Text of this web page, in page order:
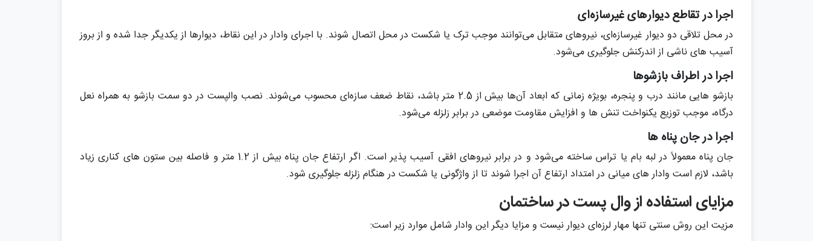
اجرا در تقاطع دیوارهای غیرسازه‌ای
در محل تلاقی دو دیوار غیرسازه‌ای، نیروهای متقابل می‌توانند موجب ترک یا شکست در محل اتصال شوند. با اجرای وادار در این نقاط، دیوارها از یکدیگر جدا شده و از بروز
آسیب های ناشی از اندرکنش جلوگیری می‌شود.
اجرا در اطراف بازشوها
بازشو هایی مانند درب و پنجره، بویژه زمانی که ابعاد آن‌ها بیش از 2.5 متر باشد، نقاط ضعف سازه‌ای محسوب می‌شوند. نصب والپست در دو سمت بازشو به همراه نعل
درگاه، موجب توزیع یکنواخت تنش ها و افزایش مقاومت موضعی در برابر زلزله می‌شود.
اجرا در جان پناه ها
جان پناه‌ معمولاً در لبه بام یا تراس ساخته می‌شود و در برابر نیروهای افقی آسیب پذیر است. اگر ارتفاع جان پناه بیش از 1.2 متر و فاصله بین ستون های کناری زیاد
باشد، لازم است وادار های میانی در امتداد ارتفاع آن اجرا شوند تا از واژگونی یا شکست در هنگام زلزله جلوگیری شود.
مزایای استفاده از وال پست در ساختمان
مزیت این روش سنتی تنها مهار لرزه‌ای دیوار نیست و مزایا دیگر این وادار شامل موارد زیر است: